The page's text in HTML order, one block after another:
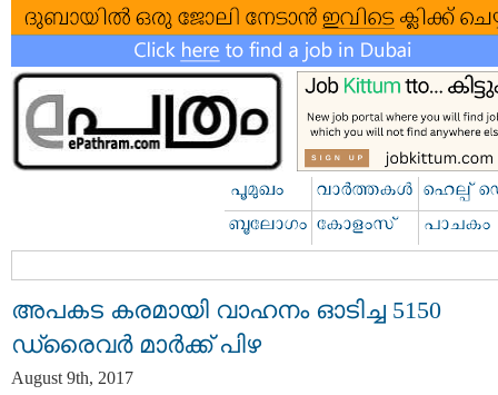
അപകട കരമായി വാഹനം ഓടിച്ച 5150
ഡ്രൈവര്‍ മാര്‍ക്ക് പിഴ
August 9th, 2017